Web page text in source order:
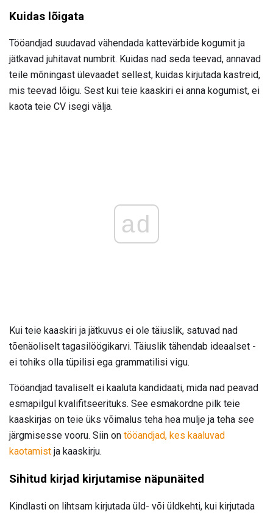
Kuidas lõigata
Tööandjad suudavad vähendada kattevärbide kogumit ja
jätkavad juhitavat numbrit. Kuidas nad seda teevad, annavad
teile mõningast ülevaadet sellest, kuidas kirjutada kastreid,
mis teevad lõigu. Sest kui teie kaaskiri ei anna kogumist, ei
kaota teie CV isegi välja.
ad
Kui teie kaaskiri ja jätkuvus ei ole täiuslik, satuvad nad
tõenäoliselt tagasilöögikarvi. Täiuslik tähendab ideaalset -
ei tohiks olla tüpilisi ega grammatilisi vigu.
Tööandjad tavaliselt ei kaaluta kandidaati, mida nad peavad
esmapilgul kvalifitseerituks. See esmakordne pilk teie
kaaskirjas on teie üks võimalus teha hea mulje ja teha see
järgmisesse vooru. Siin on tööandjad, kes kaaluvad
kaotamist ja kaaskirju.
Sihitud kirjad kirjutamise näpunäited
Kindlasti on lihtsam kirjutada üld- või üldkehti, kui kirjutada